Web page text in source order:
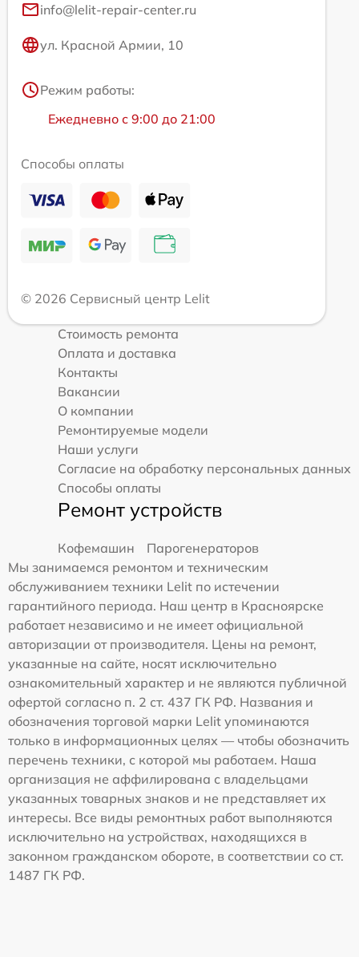
info@lelit-repair-center.ru
ул. Красной Армии, 10
Режим работы:
Ежедневно с 9:00 до 21:00
Способы оплаты
© 2026 Сервисный центр Lelit
Стоимость ремонта
Оплата и доставка
Контакты
Вакансии
О компании
Ремонтируемые модели
Наши услуги
Согласие на обработку персональных данных
Способы оплаты
Ремонт устройств
Кофемашин
Парогенераторов
Мы занимаемся ремонтом и техническим
обслуживанием техники Lelit по истечении
гарантийного периода. Наш центр в Красноярске
работает независимо и не имеет официальной
авторизации от производителя. Цены на ремонт,
указанные на сайте, носят исключительно
ознакомительный характер и не являются публичной
офертой согласно п. 2 ст. 437 ГК РФ. Названия и
обозначения торговой марки Lelit упоминаются
только в информационных целях — чтобы обозначить
перечень техники, с которой мы работаем. Наша
организация не аффилирована с владельцами
указанных товарных знаков и не представляет их
интересы. Все виды ремонтных работ выполняются
исключительно на устройствах, находящихся в
законном гражданском обороте, в соответствии со ст.
1487 ГК РФ.